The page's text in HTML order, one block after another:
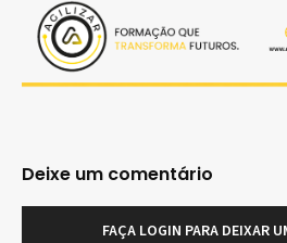
Deixe um comentário
FAÇA LOGIN PARA DEIXAR